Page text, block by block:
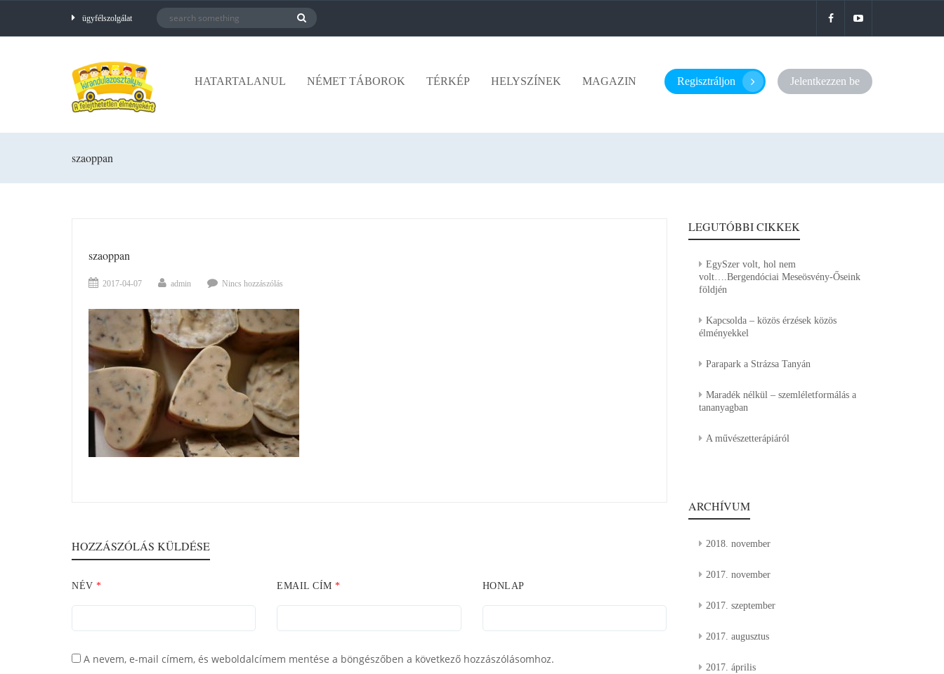
ügyfélszolgálat
Regisztráljon Jelentkezzen be
HATARTALANUL NÉMET TÁBOROK TÉRKÉP HELYSZÍNEK MAGAZIN
szaoppan
szaoppan
2017-04-07 admin Nincs hozzászólás
HOZZÁSZÓLÁS KÜLDÉSE
NÉV * EMAIL CÍM* HONLAP
A nevem, e-mail címem, és weboldalcímem mentése a böngészőben a következő hozzászólásomhoz.
LEGUTÓBBI CIKKEK
EgySzer volt, hol nem
volt….Bergendóciai Meseösvény-Őseink
földjén
Kapcsolda – közös érzések közös
élményekkel
Parapark a Strázsa Tanyán
Maradék nélkül – szemléletformálás a
tananyagban
A művészetterápiáról
ARCHÍVUM
2018. november
2017. november
2017. szeptember
2017. augusztus
2017. április